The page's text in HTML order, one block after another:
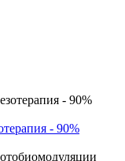
- 90%